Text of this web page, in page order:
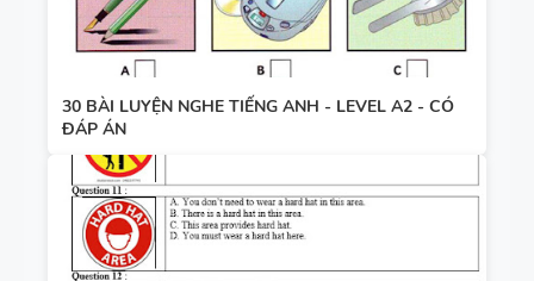
30 BÀI LUYỆN NGHE TIẾNG ANH - LEVEL A2 - CÓ
ĐÁP ÁN